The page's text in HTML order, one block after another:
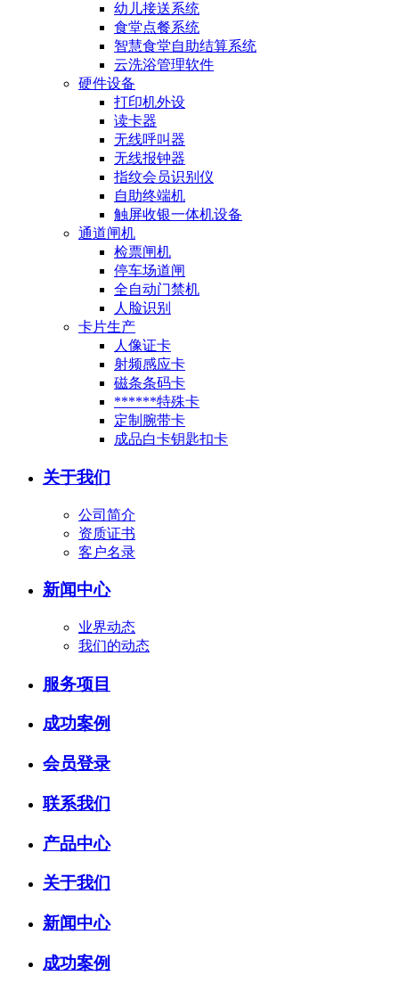
幼儿接送系统
食堂点餐系统
智慧食堂自助结算系统
云洗浴管理软件
硬件设备
打印机外设
读卡器
无线呼叫器
无线报钟器
指纹会员识别仪
自助终端机
触屏收银一体机设备
通道闸机
检票闸机
停车场道闸
全自动门禁机
人脸识别
卡片生产
人像证卡
射频感应卡
磁条条码卡
******特殊卡
定制腕带卡
成品白卡钥匙扣卡
关于我们
公司简介
资质证书
客户名录
新闻中心
业界动态
我们的动态
服务项目
成功案例
会员登录
联系我们
产品中心
关于我们
新闻中心
成功案例